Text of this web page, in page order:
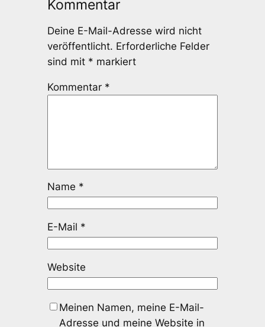
Kommentar
Deine E-Mail-Adresse wird nicht
veröffentlicht. Erforderliche Felder
sind mit * markiert
Kommentar *
Name *
E-Mail *
Website
Meinen Namen, meine E-Mail-
Adresse und meine Website in